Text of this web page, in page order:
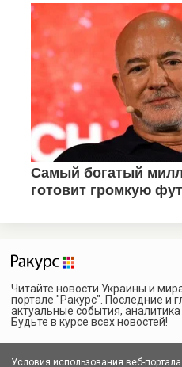
Читайте новости Украины и
портале "Ракурс". Последние и
актуальные события,
Будьте в курсе всех новостей!
Условия использования веб-